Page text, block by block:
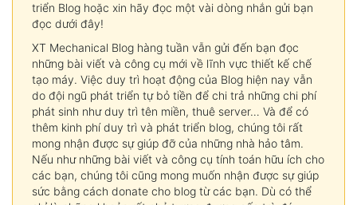
triển Blog hoặc xin hãy đọc một vài dòng nhắn gửi bạn
đọc dưới đây!
XT Mechanical Blog hàng tuần vẫn gửi đến bạn đọc
những bài viết và công cụ mới về lĩnh vực thiết kế chế
tạo máy. Việc duy trì hoạt động của Blog hiện nay vẫn
do đội ngũ phát triển tự bỏ tiền để chi trả những chi phí
phát sinh như duy trì tên miền, thuê server… Và để có
thêm kinh phí duy trì và phát triển blog, chúng tôi rất
mong nhận được sự giúp đỡ của những nhà hảo tâm.
Nếu như những bài viết và công cụ tính toán hữu ích cho
các bạn, chúng tôi cũng mong muốn nhận được sự giúp
sức bằng cách donate cho blog từ các bạn. Dù có thể